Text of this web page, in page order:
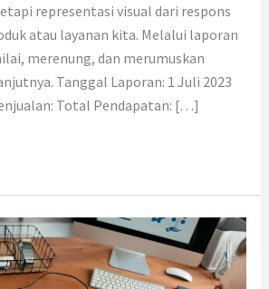
representasi visual dari respons
atau layanan kita. Melalui laporan
merenung, dan merumuskan
Tanggal Laporan: 1 Juli 2023
Total Pendapatan: […]